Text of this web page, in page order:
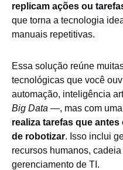
replicam ações ou
que torna a tecnologia
manuais repetitivas.
Essa solução reúne
tecnológicas que você
automação, inteligência
Big Data —, mas com
realiza tarefas que
de robotizar. Isso inclui
recursos humanos,
gerenciamento de TI.